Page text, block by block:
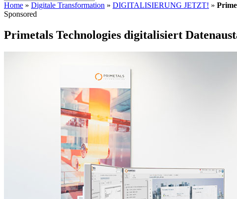
Home » Digitale Transformation » DIGITALISIERUNG JETZT! »
Sponsored
Primetals Technologies digitalisiert